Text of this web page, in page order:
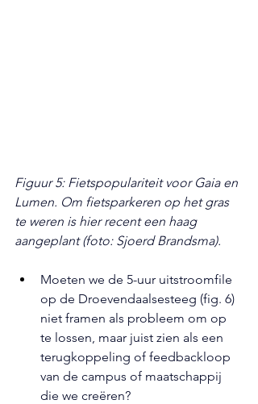
Figuur 5: Fietspopulariteit voor Gaia en
Lumen. Om fietsparkeren op het gras
te weren is hier recent een haag
aangeplant (foto: Sjoerd Brandsma).
Moeten we de 5-uur uitstroomfile
op de Droevendaalsesteeg (fig. 6)
niet framen als probleem om op
te lossen, maar juist zien als een
terugkoppeling of feedbackloop
van de campus of maatschappij
die we creëren?